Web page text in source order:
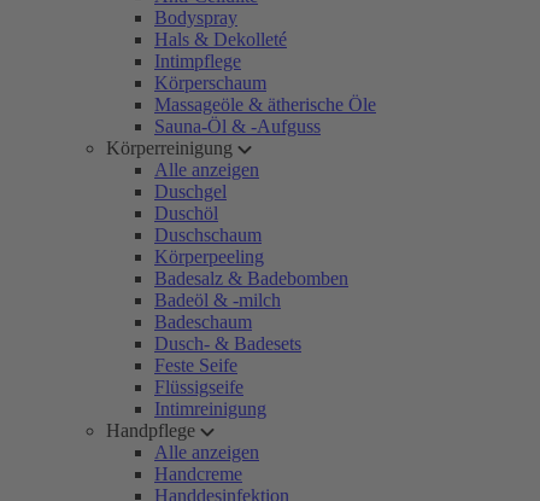
Bodyspray
Hals & Dekolleté
Intimpflege
Körperschaum
Massageöle & ätherische Öle
Sauna-Öl & -Aufguss
Körperreinigung
Alle anzeigen
Duschgel
Duschöl
Duschschaum
Körperpeeling
Badesalz & Badebomben
Badeöl & -milch
Badeschaum
Dusch- & Badesets
Feste Seife
Flüssigseife
Intimreinigung
Handpflege
Alle anzeigen
Handcreme
Handdesinfektion